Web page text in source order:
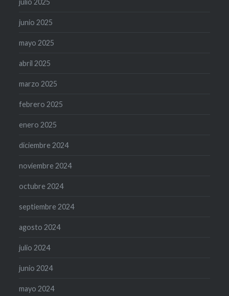
junio 2025
mayo 2025
abril 2025
marzo 2025
febrero 2025
enero 2025
diciembre 2024
noviembre 2024
octubre 2024
septiembre 2024
agosto 2024
julio 2024
junio 2024
mayo 2024